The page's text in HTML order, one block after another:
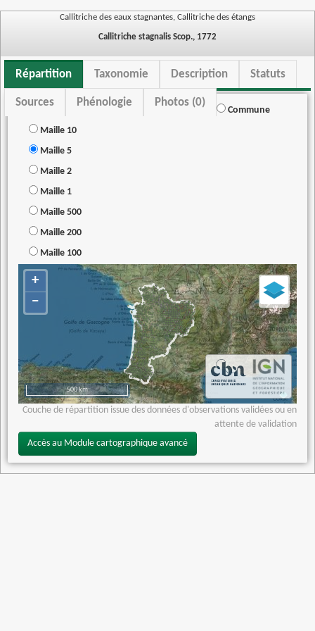
Callitriche des eaux stagnantes, Callitriche des étangs
Callitriche stagnalis Scop., 1772
Répartition Taxonomie Description Statuts
Sources Phénologie Photos (0)
Commune
Maille 10
Maille 5
Maille 2
Maille 1
Maille 500
Maille 200
Maille 100
+
−
500 km
Couche de répartition issue des données d'observations validées ou en
attente de validation
Accès au Module cartographique avancé